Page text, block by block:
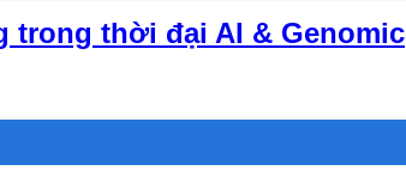
trong thời đại AI & Genomic